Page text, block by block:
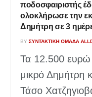
ποδοσφαιριστής
ολοκλήρωσε την
Δημήτρη σε 3
BY ΣΥΝΤΑΚΤΙΚΉ ΟΜΆΔΑ
Τα 12.500 ευρώ
μικρό Δημήτρη
Τάσο